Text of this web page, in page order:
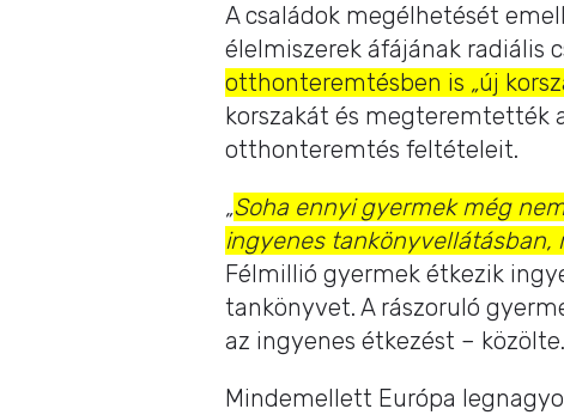
A családok megélhetését
élelmiszerek áfájának radiális
otthonteremtésben is „új
korszakát és megteremtették
otthonteremtés feltételeit.
„Soha ennyi gyermek még
ingyenes tankönyvellátásban,
Félmillió gyermek étkezik
tankönyvet. A rászoruló
az ingyenes étkezést – közölte.
Mindemellett Európa